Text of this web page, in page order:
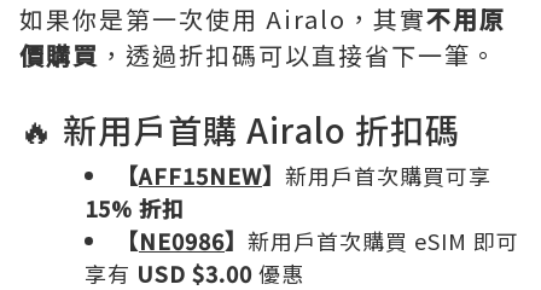
如果你是第一次使用 Airalo，其實不用原
價購買 ，透過折扣碼可以直接省下一筆。
🔥 新用戶首購 Airalo 折扣碼
【AFF15NEW】 新用戶首次購買可享
15% 折扣
【NE0986】 新用戶首次購買 eSIM 即可
享有 USD $3.00優惠